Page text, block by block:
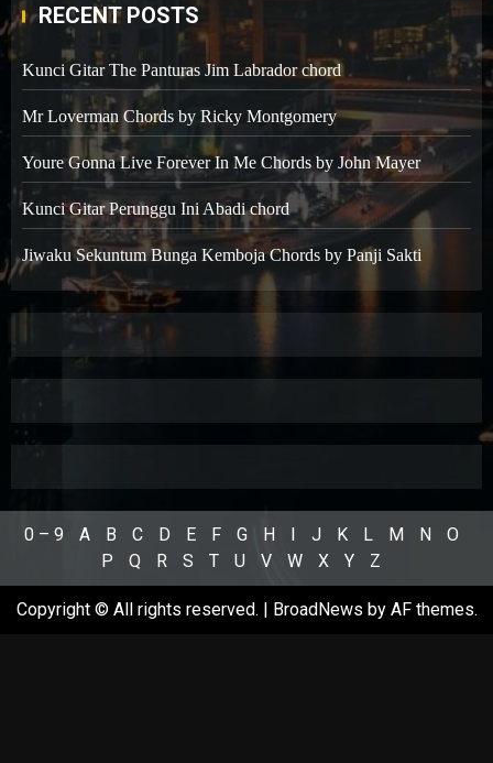
RECENT POSTS
Kunci Gitar The Panturas Jim Labrador chord
Mr Loverman Chords by Ricky Montgomery
Youre Gonna Live Forever In Me Chords by John Mayer
Kunci Gitar Perunggu Ini Abadi chord
Jiwaku Sekuntum Bunga Kemboja Chords by Panji Sakti
0 – 9 A B C D E F G H I J K L M N
O
P
Q R S T U V W X Y Z
Copyright © All rights reserved. | BroadNews by AF themes.